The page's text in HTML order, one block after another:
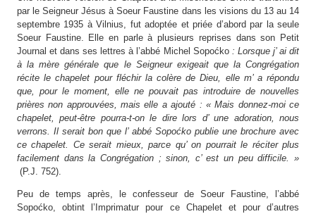
par le Seigneur Jésus à Soeur Faustine dans les visions du 13 au 14
septembre 1935 à Vilnius, fut adoptée et priée d’abord par la seule
Soeur Faustine. Elle en parle à plusieurs reprises dans son Petit
Journal et dans ses lettres à l’abbé Michel Sopoćko : Lorsque j’ ai dit
à la mère générale que le Seigneur exigeait que la Congrégation
récite le chapelet pour fléchir la colère de Dieu, elle m’ a répondu
que, pour le moment, elle ne pouvait pas introduire de nouvelles
prières non approuvées, mais elle a ajouté : « Mais donnez-moi ce
chapelet, peut-être pourra-t-on le dire lors d’ une adoration, nous
verrons. Il serait bon que l’ abbé Sopoćko publie une brochure avec
ce chapelet. Ce serait mieux, parce qu’ on pourrait le réciter plus
facilement dans la Congrégation ; sinon, c’ est un peu difficile. »
(P.J. 752).
Peu de temps après, le confesseur de Soeur Faustine, l’abbé
Sopoćko, obtint l’Imprimatur pour ce Chapelet et pour d’autres